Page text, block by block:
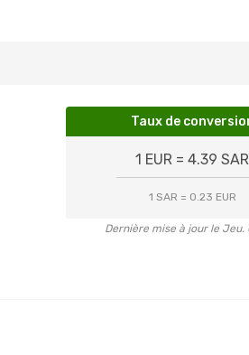
Taux de
1 EUR = 4.39 SAR
1 SAR = 0.23 EUR
Dernière mise à jour le